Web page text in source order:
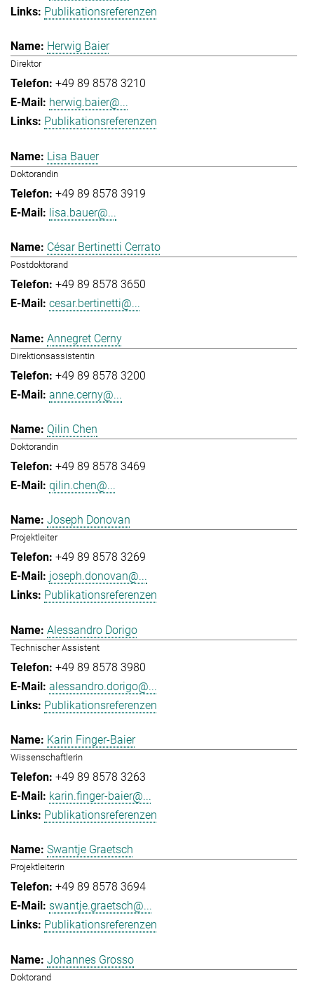
Publikationsreferenzen
Herwig Baier
Direktor
+49 89 8578 3210
herwig.baier@...
Publikationsreferenzen
Lisa Bauer
Doktorandin
+49 89 8578 3919
lisa.bauer@...
César Bertinetti Cerrato
Postdoktorand
+49 89 8578 3650
cesar.bertinetti@...
Annegret Cerny
Direktionsassistentin
+49 89 8578 3200
anne.cerny@...
Qilin Chen
Doktorandin
+49 89 8578 3469
qilin.chen@...
Joseph Donovan
Projektleiter
+49 89 8578 3269
joseph.donovan@...
Publikationsreferenzen
Alessandro Dorigo
Technischer Assistent
+49 89 8578 3980
alessandro.dorigo@...
Publikationsreferenzen
Karin Finger-Baier
Wissenschaftlerin
+49 89 8578 3263
karin.finger-baier@...
Publikationsreferenzen
Swantje Graetsch
Projektleiterin
+49 89 8578 3694
swantje.graetsch@...
Publikationsreferenzen
Johannes Grosso
Doktorand